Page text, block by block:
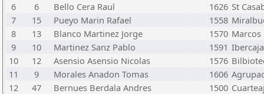
6
6 Bello Cera Raul 1626 St
7
15 Pueyo Marin Rafael 1558
8
13 Blanco Martinez Jorge 1570 Marcos
9
10 Martinez Sanz Pablo 1591 Ibercaja
10
12 Asensio Asensio Nicolas 1576
11
9 Morales Anadon Tomas 1606
12
47 Bernues Berdala Andres 1500